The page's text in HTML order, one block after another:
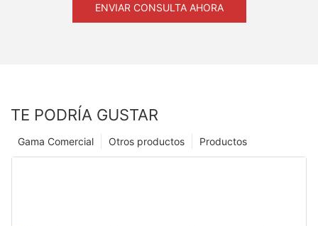
ENVIAR CONSULTA AHORA
TE PODRÍA GUSTAR
Productos
Otros productos
Gama Comercial